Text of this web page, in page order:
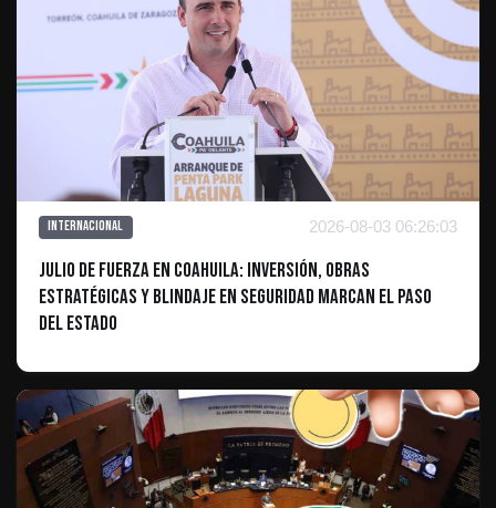
Internacional 2026-08-03 06:26:03
Julio de fuerza en Coahuila: Inversión, obras
estratégicas y blindaje en seguridad marcan el paso
del estado